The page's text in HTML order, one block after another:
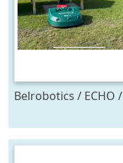
Belrobotics / ECHO /
leverancier
zonnepanelen accu